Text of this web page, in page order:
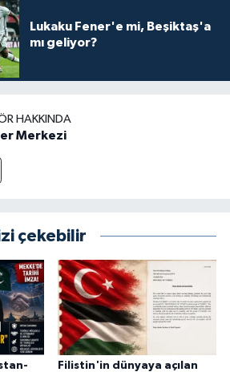
Lukaku Fener'e mi, Beşiktaş'a
mı geliyor?
HAKKINDA
Merkezi
çekebilir
Filistin'in dünyaya açılan